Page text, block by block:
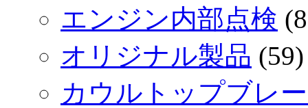
エンジン内部点検
オリジナル製品 (59)
カウルトップブレ